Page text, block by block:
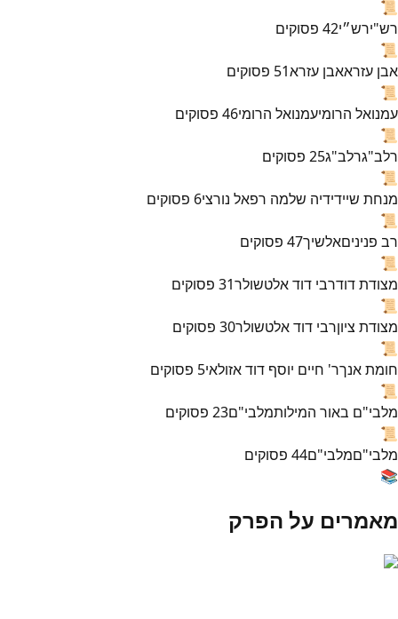
📜
רש"ירש״י42 פסוקים
📜
אבן עזראאבן עזרא51 פסוקים
📜
עמנואל הרומיעמנואל הרומי46 פסוקים
📜
רלב"גרלב"ג25 פסוקים
📜
מנחת שיידידיה שלמה רפאל נורצי6 פסוקים
📜
רב פניניםאלשיך47 פסוקים
📜
מצודת דודרבי דוד אלטשולר31 פסוקים
📜
מצודת ציוןרבי דוד אלטשולר30 פסוקים
📜
חומת אנךר' חיים יוסף דוד אזולאי5 פסוקים
📜
מלבי"ם באור המילותמלבי"ם23 פסוקים
📜
מלבי"םמלבי"ם44 פסוקים
📚
מאמרים על הפרק